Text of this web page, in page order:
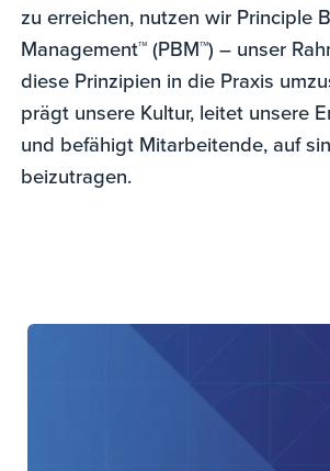
zu erreichen, nutzen wir Principle
Management™ (PBM™) – unser
diese Prinzipien in die Praxis
prägt unsere Kultur, leitet unsere
und befähigt Mitarbeitende, auf
beizutragen.